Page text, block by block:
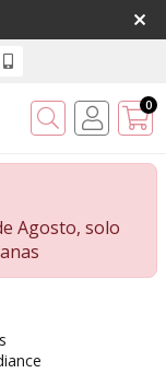
Buscar 0
Agosto, solo